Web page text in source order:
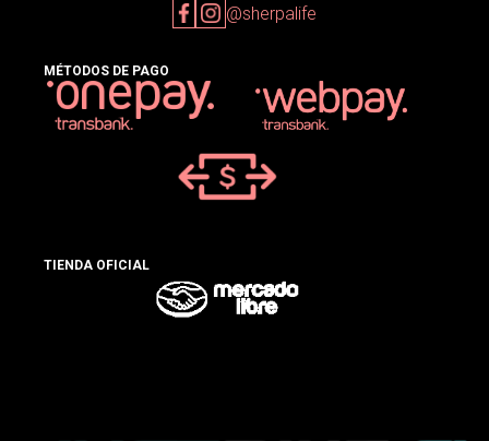
@sherpalife
MÉTODOS DE PAGO
TIENDA OFICIAL